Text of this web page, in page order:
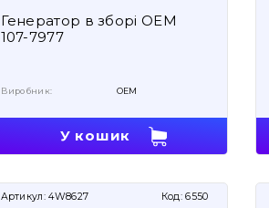
Генератор в зборі OEM
107-7977
Виробник: OEM
У кошик
Артикул: 4W8627 Код: 6550